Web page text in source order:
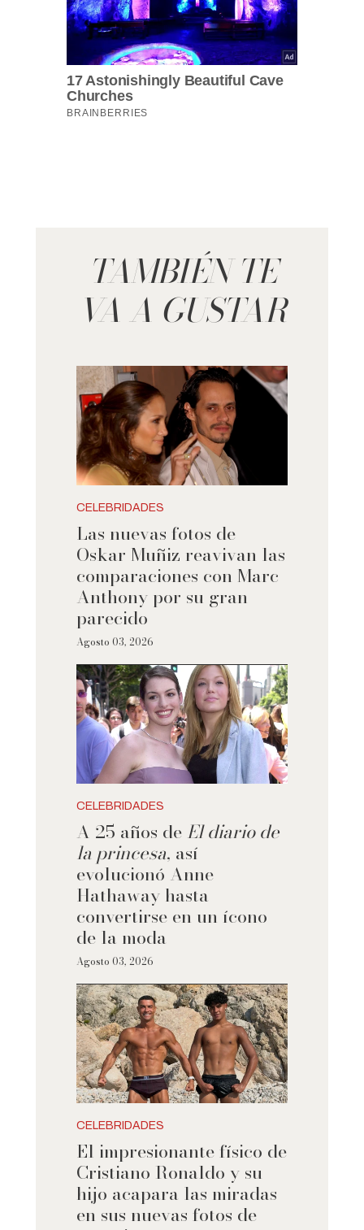
TAMBIÉN TE
VA A GUSTAR
CELEBRIDADES
Las nuevas fotos de
Oskar Muñiz reavivan las
comparaciones con Marc
Anthony por su gran
parecido
Agosto 03, 2026
CELEBRIDADES
A 25 años de El diario de
la princesa, así
evolucionó Anne
Hathaway hasta
convertirse en un ícono
de la moda
Agosto 03, 2026
CELEBRIDADES
El impresionante físico de
Cristiano Ronaldo y su
hijo acapara las miradas
en sus nuevas fotos de